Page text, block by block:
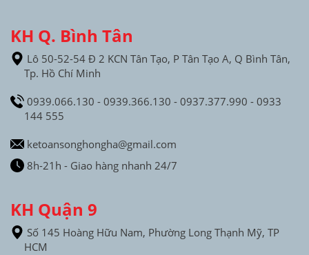
KH Q. Bình Tân
Lô 50-52-54 Đ 2 KCN Tân Tạo, P Tân Tạo A, Q Bình Tân,
Tp. Hồ Chí Minh
0939.066.130 - 0939.366.130 - 0937.377.990 - 0933
144 555
ketoansonghongha@gmail.com
8h-21h - Giao hàng nhanh 24/7
KH Quận 9
Số 145 Hoàng Hữu Nam, Phường Long Thạnh Mỹ, TP
HCM